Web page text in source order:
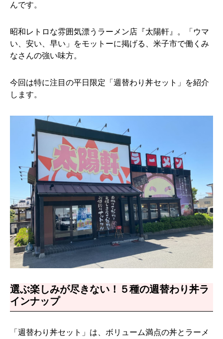
んです。
昭和レトロな雰囲気漂うラーメン店『太陽軒』。「ウマ
い、安い、早い」をモットーに掲げる、米子市で働くみ
なさんの強い味方。
今回は特に注目の平日限定「週替わり丼セット」を紹介
します。
選ぶ楽しみが尽きない！５種の週替わり丼ラ
インナップ
「週替わり丼セット」は、ボリューム満点の丼とラーメ